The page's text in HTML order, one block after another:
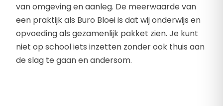
van omgeving en aanleg. De meerwaarde van
een praktijk als Buro Bloei is dat wij onderwijs en
opvoeding als gezamenlijk pakket zien. Je kunt
niet op school iets inzetten zonder ook thuis aan
de slag te gaan en andersom.